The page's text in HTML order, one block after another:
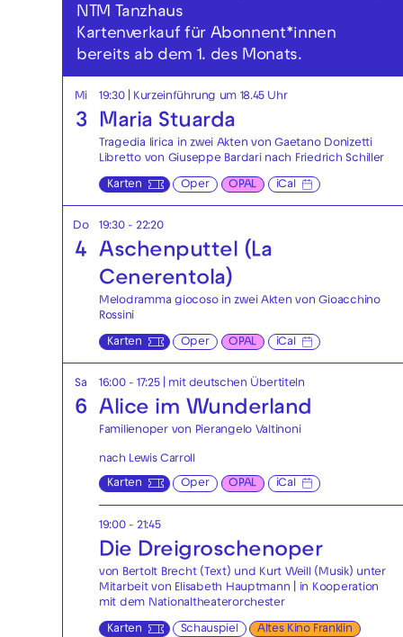
NTM Tanzhaus
Kartenverkauf für Abonnent*innen
bereits ab dem 1. des Monats.
Mi
3
19:30 | Kurzeinführung um 18.45 Uhr
Maria Stuarda
Tragedia lirica in zwei Akten von Gaetano Donizetti
Libretto von Giuseppe Bardari nach Friedrich Schiller
Karten Oper OPAL iCal
Do
4
19:30 - 22:20
Aschenputtel (La
Cenerentola)
Melodramma giocoso in zwei Akten von Gioacchino
Rossini
Karten Oper OPAL iCal
Sa
6
16:00 - 17:25| mit deutschen Übertiteln
Alice im Wunderland
Familienoper von Pierangelo Valtinoni
nach Lewis Carroll
Karten Oper OPAL iCal
19:00 - 21:45
Die Drei­groschen­oper
von Bertolt Brecht (Text) und Kurt Weill (Musik) unter
Mitarbeit von Elisabeth Hauptmann | in Kooperation
mit dem Nationaltheaterorchester
Karten Schauspiel
Altes Kino Franklin